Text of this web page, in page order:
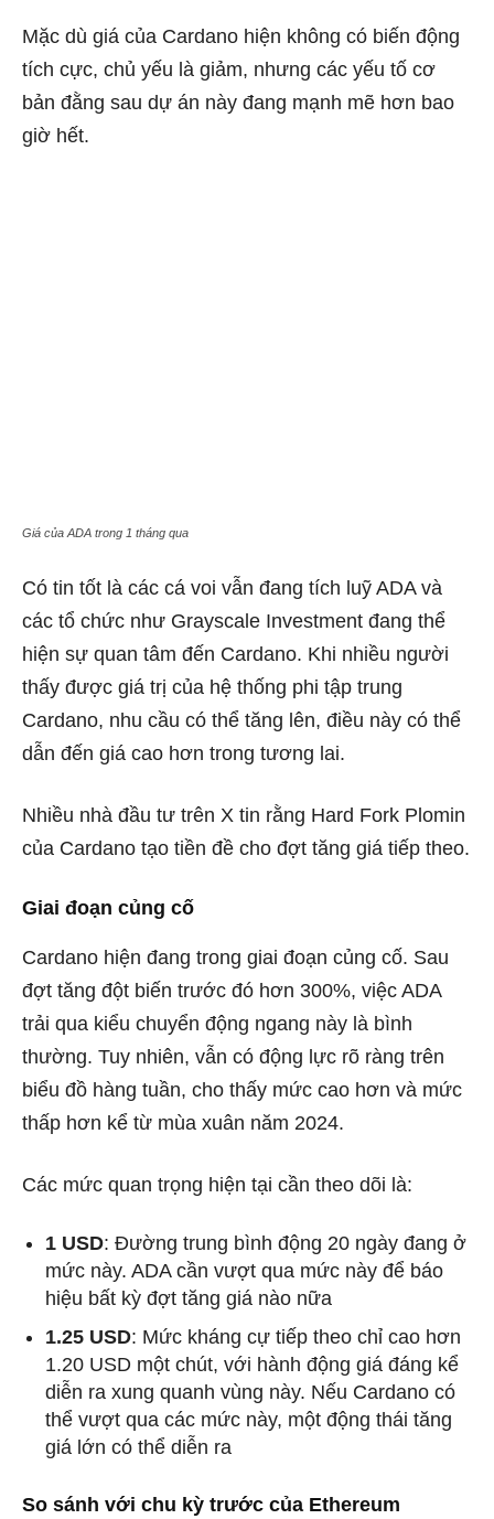
Mặc dù giá của Cardano hiện không có biến động
tích cực, chủ yếu là giảm, nhưng các yếu tố cơ
bản đằng sau dự án này đang mạnh mẽ hơn bao
giờ hết.
Giá của ADA trong 1 tháng qua
Có tin tốt là các cá voi vẫn đang tích luỹ ADA và
các tổ chức như Grayscale Investment đang thể
hiện sự quan tâm đến Cardano. Khi nhiều người
thấy được giá trị của hệ thống phi tập trung
Cardano, nhu cầu có thể tăng lên, điều này có thể
dẫn đến giá cao hơn trong tương lai.
Nhiều nhà đầu tư trên X tin rằng Hard Fork Plomin
của Cardano tạo tiền đề cho đợt tăng giá tiếp theo.
Giai đoạn củng cố
Cardano hiện đang trong giai đoạn củng cố. Sau
đợt tăng đột biến trước đó hơn 300%, việc ADA
trải qua kiểu chuyển động ngang này là bình
thường. Tuy nhiên, vẫn có động lực rõ ràng trên
biểu đồ hàng tuần, cho thấy mức cao hơn và mức
thấp hơn kể từ mùa xuân năm 2024.
Các mức quan trọng hiện tại cần theo dõi là:
1 USD: Đường trung bình động 20 ngày đang ở
mức này. ADA cần vượt qua mức này để báo
hiệu bất kỳ đợt tăng giá nào nữa
1.25 USD: Mức kháng cự tiếp theo chỉ cao hơn
1.20 USD một chút, với hành động giá đáng kể
diễn ra xung quanh vùng này. Nếu Cardano có
thể vượt qua các mức này, một động thái tăng
giá lớn có thể diễn ra
So sánh với chu kỳ trước của Ethereum